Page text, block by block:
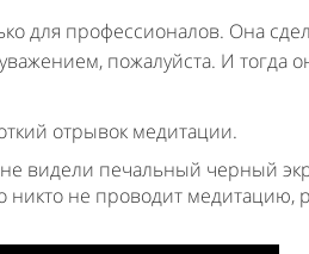
для профессионалов. Она
пожалуйста. И тогда
отрывок медитации.
не видели печальный черный
никто не проводит медитацию,